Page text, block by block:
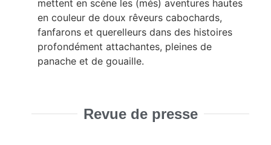
mettent en scène les (més) aventures hautes
en couleur de doux rêveurs cabochards,
fanfarons et querelleurs dans des histoires
profondément attachantes, pleines de
panache et de gouaille.
Revue de presse